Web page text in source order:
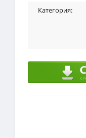
Категория: